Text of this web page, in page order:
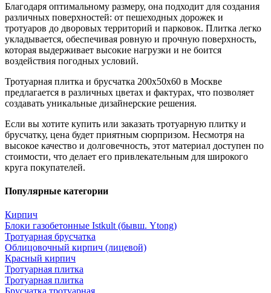
Благодаря оптимальному размеру, она подходит для создания
различных поверхностей: от пешеходных дорожек и
тротуаров до дворовых территорий и парковок. Плитка легко
укладывается, обеспечивая ровную и прочную поверхность,
которая выдерживает высокие нагрузки и не боится
воздействия погодных условий.
Тротуарная плитка и брусчатка 200x50x60 в Москве
предлагается в различных цветах и фактурах, что позволяет
создавать уникальные дизайнерские решения.
Если вы хотите купить или заказать тротуарную плитку и
брусчатку, цена будет приятным сюрпризом. Несмотря на
высокое качество и долговечность, этот материал доступен по
стоимости, что делает его привлекательным для широкого
круга покупателей.
Популярные категории
Кирпич
Блоки газобетонные Istkult (бывш. Ytong)
Тротуарная брусчатка
Облицовочный кирпич (лицевой)
Красный кирпич
Тротуарная плитка
Тротуарная плитка